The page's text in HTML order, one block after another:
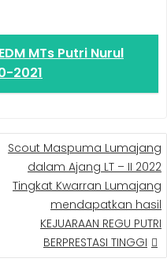
MTs Putri Nurul
2021
Scout Maspuma Lumajang
dalam Ajang LT – II 2022
Tingkat Kwarran Lumajang
mendapatkan hasil
KEJUARAAN REGU PUTRI
BERPRESTASI TINGGI